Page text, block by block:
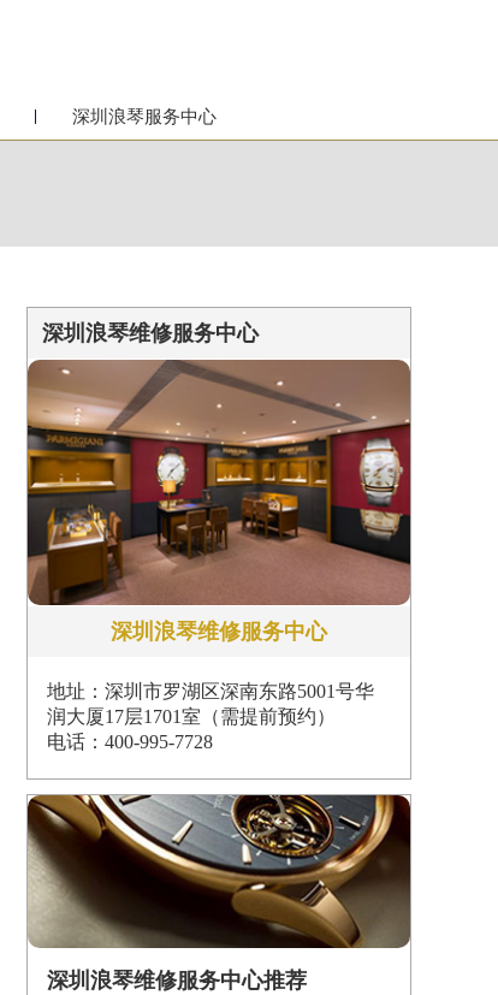
深圳浪琴服务中心
深圳浪琴维修服务中心
深圳浪琴维修服务中心
地址：深圳市罗湖区深南东路5001号华
润大厦17层1701室（需提前预约）
电话：400-995-7728
深圳浪琴维修服务中心推荐